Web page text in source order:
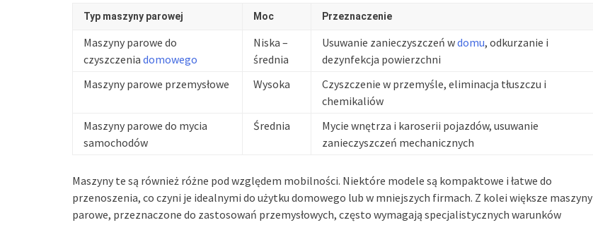
Typ maszyny parowej Moc Przeznaczenie
Maszyny parowe do
czyszczenia domowego
Niska –
średnia
Usuwanie zanieczyszczeń wdomu, odkurzanie i
dezynfekcja powierzchni
Maszyny parowe przemysłowe
Wysoka
Czyszczenie w przemyśle, eliminacja tłuszczu i
chemikaliów
Maszyny parowe do mycia
samochodów
Średnia
Mycie wnętrza i karoserii pojazdów, usuwanie
zanieczyszczeń mechanicznych
Maszyny te są również różne pod względem mobilności. Niektóre modele są kompaktowe i łatwe do
przenoszenia, co czyni je idealnymi do użytku domowego lub w mniejszych firmach. Z kolei większe maszyny
parowe, przeznaczone do zastosowań przemysłowych, często wymagają specjalistycznych warunków